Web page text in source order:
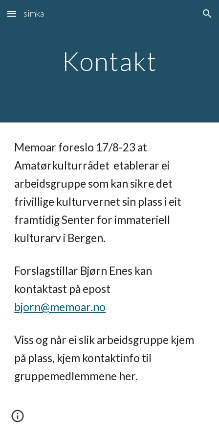
Skip to main content Skip to navigation
simka
Kontakt
Memoar foreslo 17/8-23 at
Amatørkulturrådet etablerar ei
arbeidsgruppe som kan sikre det
frivillige kulturvernet sin plass i eit
framtidig Senter for immateriell
kulturarv i Bergen.
Forslagstillar Bjørn Enes kan
kontaktast på epost
bjorn@memoar.no
Viss og når ei slik arbeidsgruppe kjem
på plass, kjem kontaktinfo til
gruppemedlemmene her.